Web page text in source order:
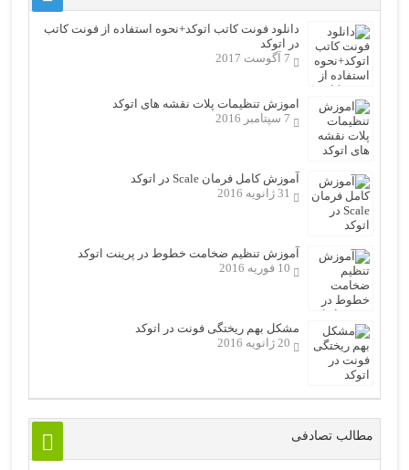
دانلود فونت کاتب اتوکد+نحوه استفاده از فونت کاتب
در اتوکد
7 آگوست 2017
اموزش تنظیمات پلات نقشه های اتوکد
7 سپتامبر 2016
آموزش کامل فرمان Scale در اتوکد
31 ژانویه 2016
آموزش تنظیم ضخامت خطوط در پرینت اتوکد
10 فوریه 2016
مشکل بهم ریختگی فونت در اتوکد
20 ژانویه 2016
مطالب تصادفی